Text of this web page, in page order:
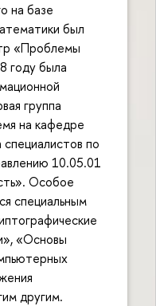
на базе
был
«Проблемы
году была
группа
на кафедре
по
10.05.01
Особое
специальным
«Основы
другим.